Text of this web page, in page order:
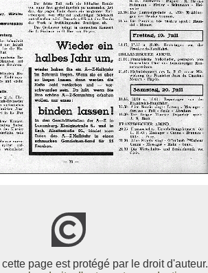
page est protégé par le droit d'auteur.